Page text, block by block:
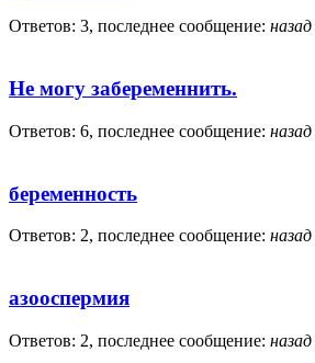
Ответов: 3, последнее сообщение: назад
Не могу забеременнить.
Ответов: 6, последнее сообщение: назад
беременность
Ответов: 2, последнее сообщение: назад
азооспермия
Ответов: 2, последнее сообщение: назад